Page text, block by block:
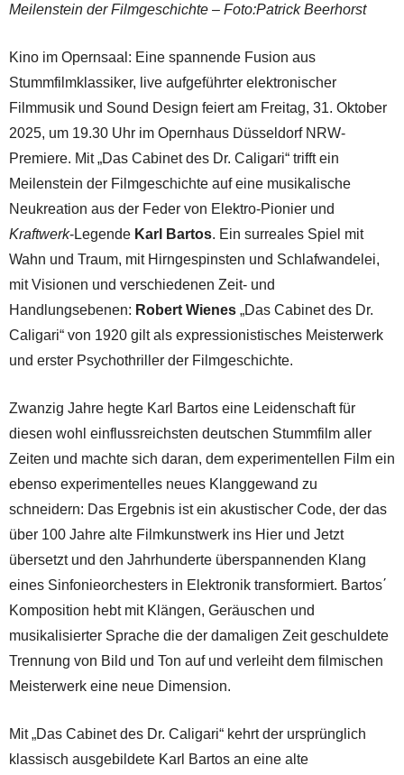
Meilenstein der Filmgeschichte – Foto:Patrick Beerhorst
Kino im Opernsaal: Eine spannende Fusion aus
Stummfilmklassiker, live aufgeführter elektronischer
Filmmusik und Sound Design feiert am Freitag, 31. Oktober
2025, um 19.30 Uhr im Opernhaus Düsseldorf NRW-
Premiere. Mit „Das Cabinet des Dr. Caligari“ trifft ein
Meilenstein der Filmgeschichte auf eine musikalische
Neukreation aus der Feder von Elektro-Pionier und
Kraftwerk-Legende Karl Bartos. Ein surreales Spiel mit
Wahn und Traum, mit Hirngespinsten und Schlafwandelei,
mit Visionen und verschiedenen Zeit- und
Handlungsebenen: Robert Wienes „Das Cabinet des Dr.
Caligari“ von 1920 gilt als expressionistisches Meisterwerk
und erster Psychothriller der Filmgeschichte.
Zwanzig Jahre hegte Karl Bartos eine Leidenschaft für
diesen wohl einflussreichsten deutschen Stummfilm aller
Zeiten und machte sich daran, dem experimentellen Film ein
ebenso experimentelles neues Klanggewand zu
schneidern: Das Ergebnis ist ein akustischer Code, der das
über 100 Jahre alte Filmkunstwerk ins Hier und Jetzt
übersetzt und den Jahrhunderte überspannenden Klang
eines Sinfonieorchesters in Elektronik transformiert. Bartos΄
Komposition hebt mit Klängen, Geräuschen und
musikalisierter Sprache die der damaligen Zeit geschuldete
Trennung von Bild und Ton auf und verleiht dem filmischen
Meisterwerk eine neue Dimension.
Mit „Das Cabinet des Dr. Caligari“ kehrt der ursprünglich
klassisch ausgebildete Karl Bartos an eine alte